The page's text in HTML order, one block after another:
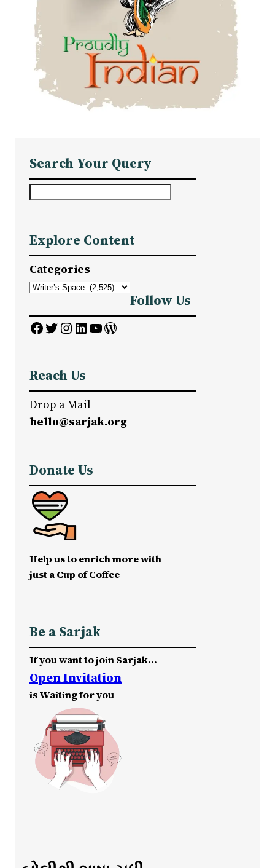
Search Your Query
r
c
h
Explore Content
Categories
Follow Us
Facebook Twitter InstagramLinkedIn YouTube WordPress
Reach Us
Drop a Mail
hello@sarjak.org
Donate Us
Help us to enrich more with
just a Cup of Coffee
Be a Sarjak
If you want to join Sarjak…
Open Invitation
is Waiting for you